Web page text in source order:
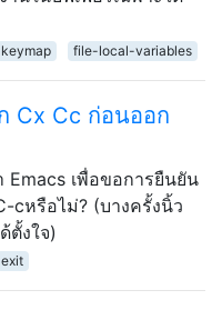
keymap file-local-variables
Cx Cc ก่อนออก
เพื่อขอการยืนยัน
cหรือไม่? (บางครั้งนิ้ว
ตั้งใจ)
exit